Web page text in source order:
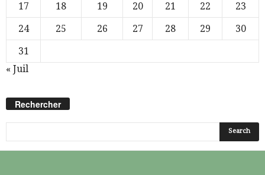
17
18 19 20 21 22
23
24
25 26 27 28 29
30
31
« Juil
Rechercher